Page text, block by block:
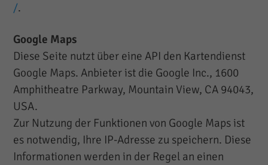
/.
Google Maps
Diese Seite nutzt über eine API den Kartendienst
Google Maps. Anbieter ist die Google Inc., 1600
Amphitheatre Parkway, Mountain View, CA 94043,
USA.
Zur Nutzung der Funktionen von Google Maps ist
es notwendig, Ihre IP-Adresse zu speichern. Diese
Informationen werden in der Regel an einen